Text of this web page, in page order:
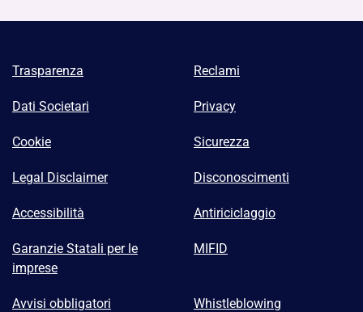
Trasparenza Reclami
Dati Societari Privacy
Cookie Sicurezza
Legal Disclaimer Disconoscimenti
Accessibilità Antiriciclaggio
Garanzie Statali per le
imprese
MIFID
Avvisi obbligatori Whistleblowing